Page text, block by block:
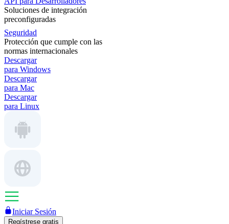
Soluciones de integración
preconfiguradas
Seguridad
Protección que cumple con las
normas internacionales
Descargar
para Windows
Descargar
para Mac
Descargar
para Linux
Iniciar Sesión
Regístrese gratis